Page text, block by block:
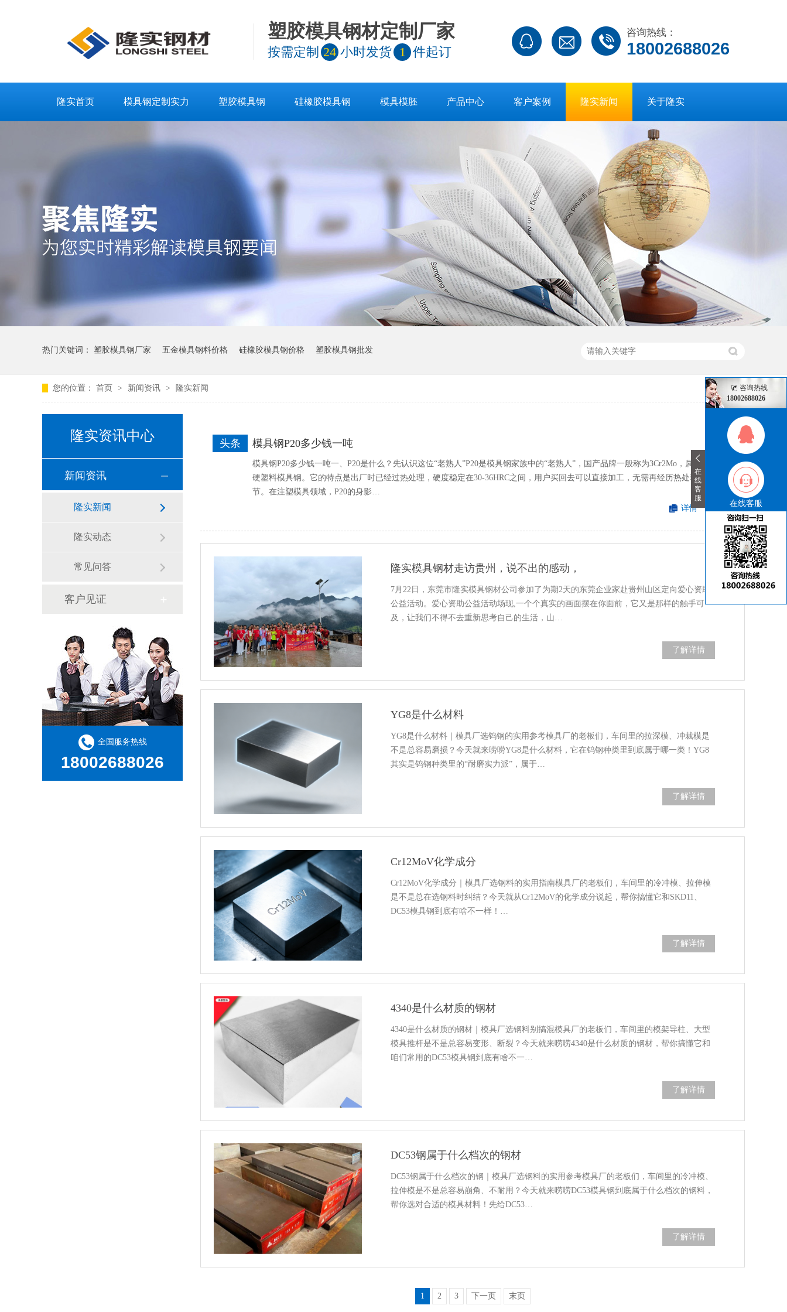
塑胶模具钢材定制厂家
按需定制 24 小时发货 1 件起订
咨询热线：
18002688026
隆实首页 模具钢定制实力 塑胶模具钢 硅橡胶模具钢 模具模胚 产品中心 客户案例 隆实新闻 关于隆实
热门关键词： 塑胶模具钢厂家 五金模具钢料价格 硅橡胶模具钢价格 塑胶模具钢批发
您的位置： 首页 > 新闻资讯 > 隆实新闻
隆实资讯中心
新闻资讯
隆实新闻
隆实动态
常见问答
客户见证
全国服务热线
18002688026
模具钢P20多少钱一吨
头条
模具钢P20多少钱一吨一、P20是什么？先认识这位“老熟人”P20是模具钢家族中的“老熟人”，国产品牌一般称为3Cr2Mo，属于预
硬塑料模具钢。它的特点是出厂时已经过热处理，硬度稳定在30-36HRC之间，用户买回去可以直接加工，无需再经历热处理环
节。在注塑模具领域，P20的身影…
详情
隆实模具钢材走访贵州，说不出的感动，
7月22日，东莞市隆实模具钢材公司参加了为期2天的东莞企业家赴贵州山区定向爱心资助
公益活动。爱心资助公益活动场现,一个个真实的画面摆在你面前，它又是那样的触手可
及，让我们不得不去重新思考自己的生活，山…
了解详情
YG8是什么材料
YG8是什么材料｜模具厂选钨钢的实用参考模具厂的老板们，车间里的拉深模、冲裁模是
不是总容易磨损？今天就来唠唠YG8是什么材料，它在钨钢种类里到底属于哪一类！YG8
其实是钨钢种类里的“耐磨实力派”，属于…
了解详情
Cr12MoV化学成分
Cr12MoV化学成分｜模具厂选钢料的实用指南模具厂的老板们，车间里的冷冲模、拉伸模
是不是总在选钢料时纠结？今天就从Cr12MoV的化学成分说起，帮你搞懂它和SKD11、
DC53模具钢到底有啥不一样！…
了解详情
4340是什么材质的钢材
4340是什么材质的钢材｜模具厂选钢料别搞混模具厂的老板们，车间里的模架导柱、大型
模具推杆是不是总容易变形、断裂？今天就来唠唠4340是什么材质的钢材，帮你搞懂它和
咱们常用的DC53模具钢到底有啥不一…
了解详情
DC53钢属于什么档次的钢材
DC53钢属于什么档次的钢｜模具厂选钢料的实用参考模具厂的老板们，车间里的冷冲模、
拉伸模是不是总容易崩角、不耐用？今天就来唠唠DC53模具钢到底属于什么档次的钢料，
帮你选对合适的模具材料！先给DC53…
了解详情
1 2 3 下一页 末页
在
线
客
服
咨询热线
18002688026
在线客服